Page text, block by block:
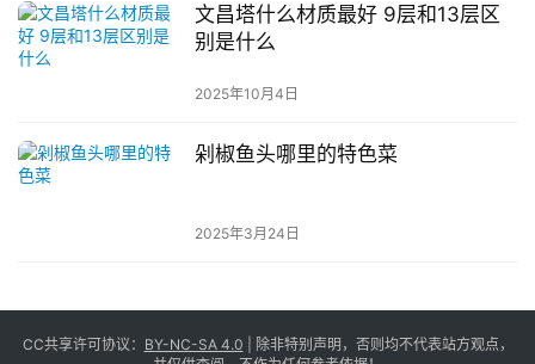
文昌塔什么材质最好 9层和13层区
别是什么
2025年10月4日
剁椒鱼头哪里的特色菜
2025年3月24日
CC共享许可协议： BY-NC-SA 4.0 | 除非特别声明，否则均不代表站方观点，